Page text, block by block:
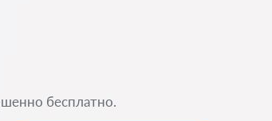
бесплатно.